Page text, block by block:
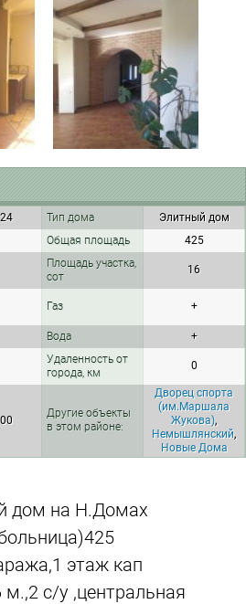
Тип дома
Элитный дом
Общая площадь 425
Площадь участка,
сот
16
Газ +
Вода +
Удаленность от
города, км
0
Другие объекты
в этом районе:
Дворец спорта
(им.Маршала
Жукова),
Немышлянский,
Новые Дома
дом на Н.Домах
этаж кап
м.,2 с/у ,центральная